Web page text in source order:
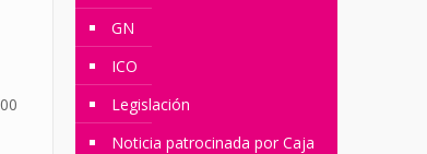
GN
ICO
Legislación
Noticia patrocinada por Caja